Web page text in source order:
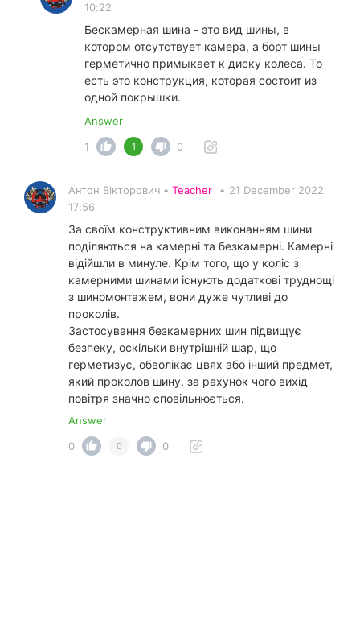
10:22
Бескамерная шина - это вид шины, в
котором отсутствует камера, а борт шины
герметично примыкает к диску колеса. То
есть это конструкция, которая состоит из
одной покрышки.
Answer
1
1 0
Антон Вікторович • Teacher • 21 December 2022
17:56
За своїм конструктивним виконанням шини
поділяються на камерні та безкамерні. Камерні
відійшли в минуле. Крім того, що у коліс з
камерними шинами існують додаткові труднощі
з шиномонтажем, вони дуже чутливі до
проколів.
Застосування безкамерних шин підвищує
безпеку, оскільки внутрішній шар, що
герметизує, обволікає цвях або інший предмет,
який проколов шину, за рахунок чого вихід
повітря значно сповільнюється.
Answer
0
0 0